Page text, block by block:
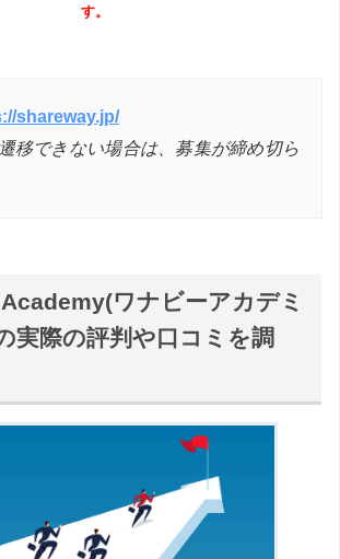
す。
shareway.jp/
移できない場合は、募集が締め切ら
ワナビーアカデミ
実際の評判や口コミを調